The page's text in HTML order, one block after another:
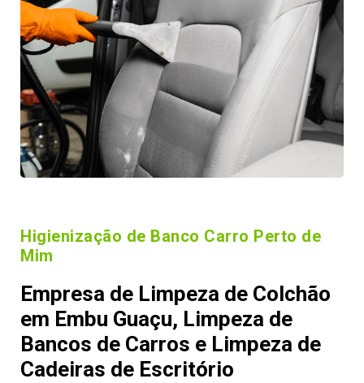
Higienização de Banco Carro Perto de
Mim
Empresa de Limpeza de Colchão
em Embu Guaçu, Limpeza de
Bancos de Carros e Limpeza de
Cadeiras de Escritório